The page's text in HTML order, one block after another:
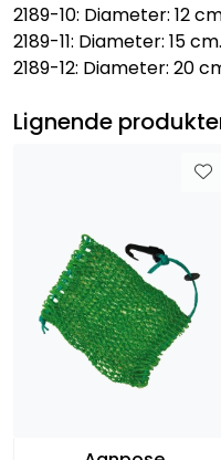
2189-10: Diameter: 12
2189-11: Diameter: 15
2189-12: Diameter: 20
Lignende